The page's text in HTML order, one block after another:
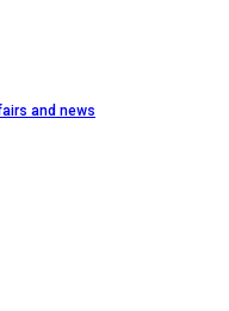
and news